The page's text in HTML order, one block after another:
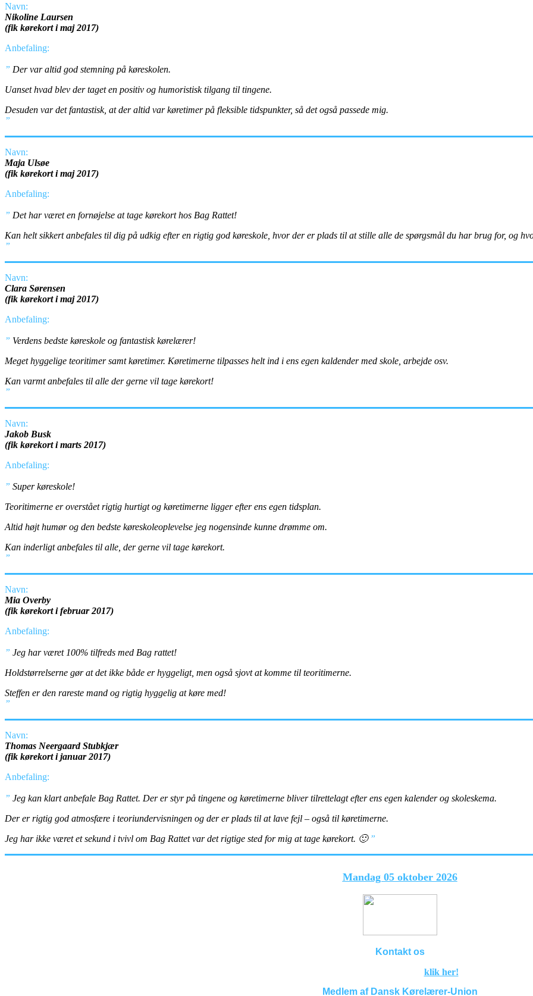
Navn:
Nikoline Laursen
(fik kørekort i maj 2017)
Anbefaling:
” Der var altid god stemning på køreskolen.
Uanset hvad blev der taget en positiv og humoristisk tilgang til tingene.
Desuden var det fantastisk, at der altid var køretimer på fleksible tidspunkter, så det også passede mig.
”
Navn:
Maja Ulsøe
(fik kørekort i maj 2017)
Anbefaling:
” Det har været en fornøjelse at tage kørekort hos Bag Rattet!
Kan helt sikkert anbefales til dig på udkig efter en rigtig god køreskole, hvor der er plads til at stille alle de spørgsmål du har brug for, og
”
Navn:
Clara Sørensen
(fik kørekort i maj 2017)
Anbefaling:
” Verdens bedste køreskole og fantastisk kørelærer!
Meget hyggelige teoritimer samt køretimer. Køretimerne tilpasses helt ind i ens egen kaldender med skole, arbejde osv.
Kan varmt anbefales til alle der gerne vil tage kørekort!
”
Navn:
Jakob Busk
(fik kørekort i marts 2017)
Anbefaling:
” Super køreskole!
Teoritimerne er overstået rigtig hurtigt og køretimerne ligger efter ens egen tidsplan.
Altid højt humør og den bedste køreskoleoplevelse jeg nogensinde kunne drømme om.
Kan inderligt anbefales til alle, der gerne vil tage kørekort.
”
Navn:
Mia Overby
(fik kørekort i februar 2017)
Anbefaling:
” Jeg har været 100% tilfreds med Bag rattet!
Holdstørrelserne gør at det ikke både er hyggeligt, men også sjovt at komme til teoritimerne.
Steffen er den rareste mand og rigtig hyggelig at køre med!
”
Navn:
Thomas Neergaard Stubkjær
(fik kørekort i januar 2017)
Anbefaling:
” Jeg kan klart anbefale Bag Rattet. Der er styr på tingene og køretimerne bliver tilrettelagt efter ens egen kalender og skoleskema.
Der er rigtig god atmosfære i teoriundervisningen og der er plads til at lave fejl – også til køretimerne.
Jeg har ikke været et sekund i tvivl om Bag Rattet var det rigtige sted for mig at tage kørekort. 🙂 ”
Mandag 05 oktober 2026
Kontakt os
klik her!
Medlem af Dansk Kørelærer-Union